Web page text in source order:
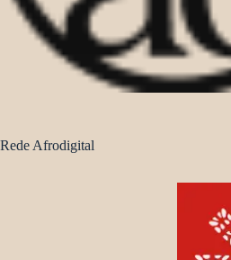
Rede Afrodigital